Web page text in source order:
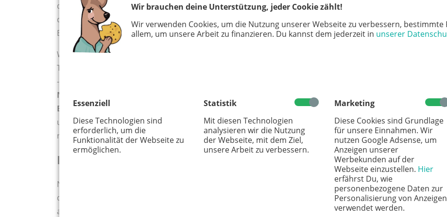
Wir brauchen deine Unterstützung, jeder Cookie zählt!
Wir verwenden Cookies, um die Nutzung unserer Webseite zu verbessern,
allem, um unsere Arbeit zu finanzieren. Du kannst dem jederzeit in unserer
Essenziell
Diese Technologien sind
erforderlich, um die
Funktionalität der Webseite zu
ermöglichen.
Statistik
Mit diesen Technologien
analysieren wir die Nutzung
der Webseite, mit dem Ziel,
unsere Arbeit zu verbessern.
Marketing
Diese Cookies sind Grundlage
für unsere Einnahmen. Wir
nutzen Google Adsense, um
Anzeigen unserer
Werbekunden auf der
Webseite einzustellen. Hier
erfährst Du, wie
personenbezogene Daten zur
Personalisierung von Anzeigen
verwendet werden.
durch die üppigen Auslagen und kaufen Dinkelbrot und Käse mit Walnüssen drin, Bergkäse und
dicke, süße Datteln. Das haben wir nun davon, einen solchen Laden hungrig zu betreten: eine volle
Einkaufstasche.
Was das Winterevent angeht, haben wir wohl leider etwas missverstanden. Das gemeinsame
Tannenbaumschmücken ist nicht am heutigen Eröffnungstag und gebastelt wird auch nicht täglich
- wäre ja auch logistisch extrem aufwändig. Diese besondere Aktion findet am Mittwoch, den
November von 16 bis 18 Uhr
statt. Ach herrje, da können wir nicht ... Aber am
Einsetzen der Dunkelheit gegen 17 Uhrwerden wir mit Monja und ihrer Mama wieder hier sein
und alle gemeinsam auf die Suche nach dem Nikolaus gehen. Die Kinder freuen sich schon auf eine
richtige Nachtwanderung.
Lecker und heimelig
Norea und Monja schmausen genüsslich ihre Waffeln, die so lecker duften, dass wir Mamas auch
die Variante mit Kirschen und Sahne verputzen, Kalorien hin oder her. Insbesondere, als die Öfen
angeworfen werden und der Duft des knuspernden, brennenden Holzes die Luft erfüllt, stellt sich